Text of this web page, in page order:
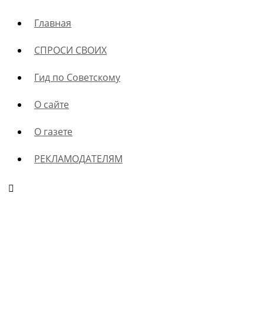
Главная
СПРОСИ СВОИХ
Гид по Советскому
О сайте
О газете
РЕКЛАМОДАТЕЛЯМ